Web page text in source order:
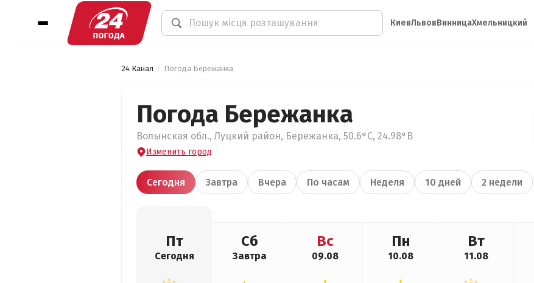
КиевЛьвовВинницаХмельницкий
24 Канал Погода Бережанка
Погода Бережанка
Волынская обл., Луцкий район, Бережанка, 50.6°С, 24.98°В
Изменить город
Сегодня Завтра Вчера По часам Неделя 10 дней 2 недели
Пт
Сегодня
Сб
Завтра
Вс
09.08
Пн
10.08
Вт
11.08